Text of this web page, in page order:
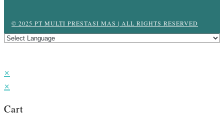
© 2025 PT MULTI PRESTASI MAS | ALL RIGHTS RESERVED
×
×
Cart